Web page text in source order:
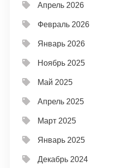
Апрель 2026
Февраль 2026
Январь 2026
Ноябрь 2025
Май 2025
Апрель 2025
Март 2025
Январь 2025
Декабрь 2024